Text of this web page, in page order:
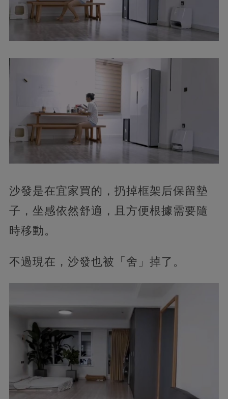
沙發是在宜家買的，扔掉框架后保留墊
子，坐感依然舒適，且方便根據需要隨
時移動。
不過現在，沙發也被「舍」掉了。